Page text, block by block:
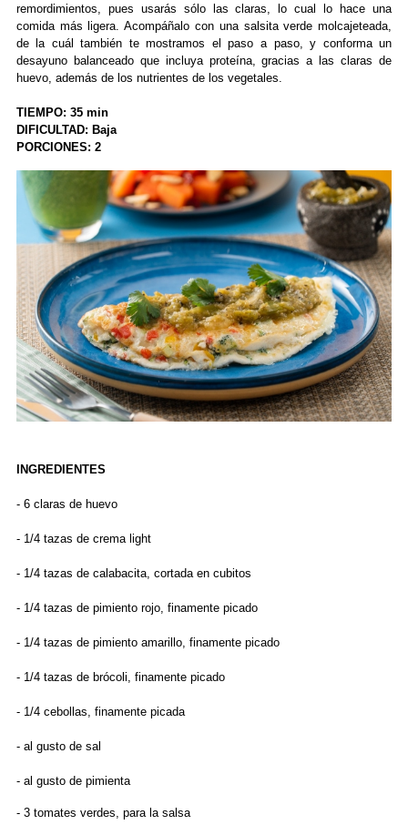
remordimientos, pues usarás sólo las claras, lo cual lo hace una
comida más ligera. Acompáñalo con una salsita verde molcajeteada,
de la cuál también te mostramos el paso a paso, y conforma un
desayuno balanceado que incluya proteína, gracias a las claras de
huevo, además de los nutrientes de los vegetales.
TIEMPO: 35 min
DIFICULTAD: Baja
PORCIONES: 2
INGREDIENTES
- 6 claras de huevo
- 1/4 tazas de crema light
- 1/4 tazas de calabacita, cortada en cubitos
- 1/4 tazas de pimiento rojo, finamente picado
- 1/4 tazas de pimiento amarillo, finamente picado
- 1/4 tazas de brócoli, finamente picado
- 1/4 cebollas, finamente picada
- al gusto de sal
- al gusto de pimienta
- 3 tomates verdes, para la salsa